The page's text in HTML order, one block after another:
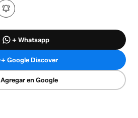
+ Whatsapp
+ Google Discover
Agregar en Google